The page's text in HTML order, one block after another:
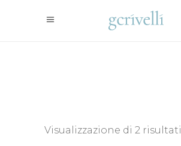
Visualizzazione di 2 risultati